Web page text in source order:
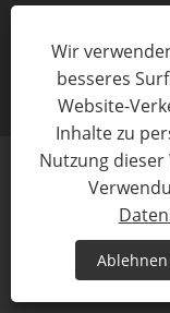
JETZT ANFRAGEN
Links
Copyright © 2023
Wir
besseres
Website-
Inhalte zu
Nutzung
Ablehnen